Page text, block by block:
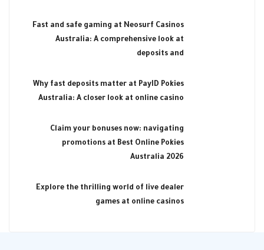
Fast and safe gaming at Neosurf Casinos
Australia: A comprehensive look at
deposits and
Why fast deposits matter at PayID Pokies
Australia: A closer look at online casino
Claim your bonuses now: navigating
promotions at Best Online Pokies
Australia 2026
Explore the thrilling world of live dealer
games at online casinos